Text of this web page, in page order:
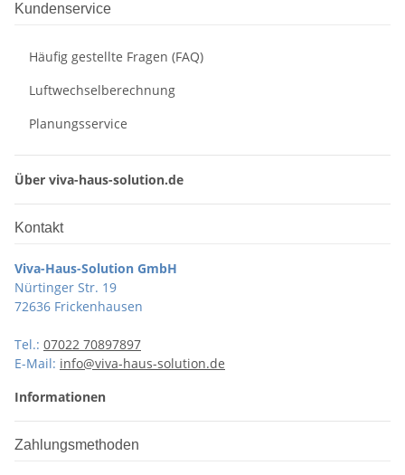
Kundenservice
Häufig gestellte Fragen (FAQ)
Luftwechselberechnung
Planungsservice
Über viva-haus-solution.de
Kontakt
Viva-Haus-Solution GmbH
Nürtinger Str. 19
72636 Frickenhausen
Tel.: 07022 70897897
E-Mail: info@viva-haus-solution.de
Informationen
Zahlungsmethoden